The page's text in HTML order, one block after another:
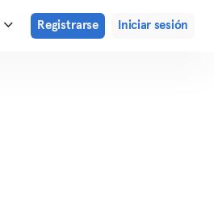
Registrarse Iniciar sesión